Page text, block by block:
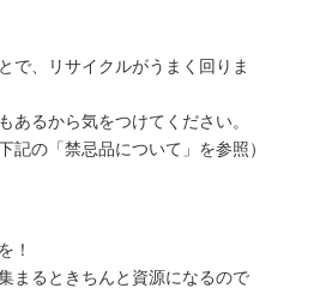
で、リサイクルがうまく回りま
あるから気をつけてください。
記の「禁忌品について」を参照）
！
まるときちんと資源になるので